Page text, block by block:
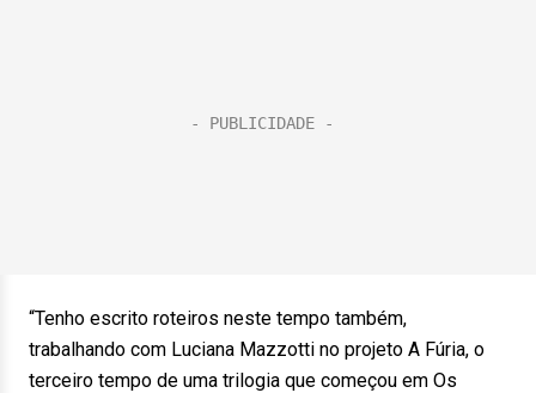
“Tenho escrito roteiros neste tempo também,
trabalhando com Luciana Mazzotti no projeto A Fúria, o
terceiro tempo de uma trilogia que começou em Os